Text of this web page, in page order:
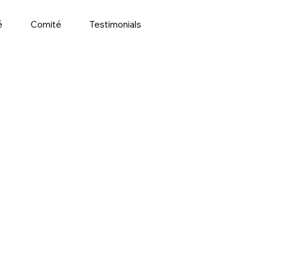
Comité Testimonials